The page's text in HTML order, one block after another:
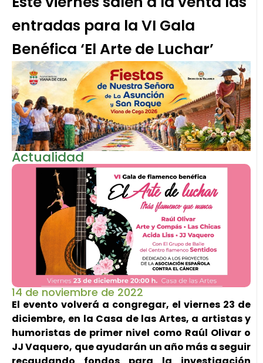
entradas para la VI Gala
Benéfica ‘El Arte de Luchar’
Actualidad
14 de noviembre de 2022
El evento volverá a congregar, el viernes 23 de
diciembre, en la Casa de las Artes, a artistas y
humoristas de primer nivel como Raúl Olivar o
JJ Vaquero, que ayudarán un año más a seguir